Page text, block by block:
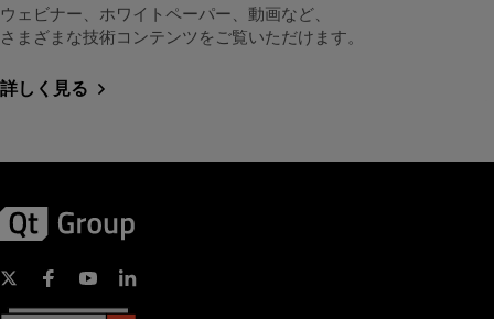
ウェビナー、ホワイトペーパー、動画など、
さまざまな技術コンテンツをご覧いただけます。
詳しく見る